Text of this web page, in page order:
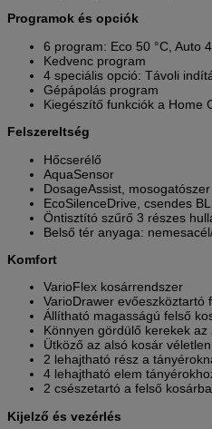
Programok és opciók
6 program: Eco 50 °C, Auto
Kedvenc program
4 speciális opció: Távoli
Gépápolás program
Kiegészítő funkciók a Home
Felszereltség
Hőcserélő
AquaSensor
DosageAssist,
EcoSilenceDrive, csendes
Öntisztító szűrő 3 részes
Belső tér anyaga:
Komfort
VarioFlex kosárrendszer
VarioDrawer evőeszköztartó
Állítható magasságú felső
Könnyen gördülő kerekek az
Ütköző az alsó kosár
2 lehajtható rész a
4 lehajtható elem
2 csészetartó a felső
Kijelző és vezérlés